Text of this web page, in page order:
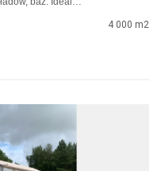
4 000 m2